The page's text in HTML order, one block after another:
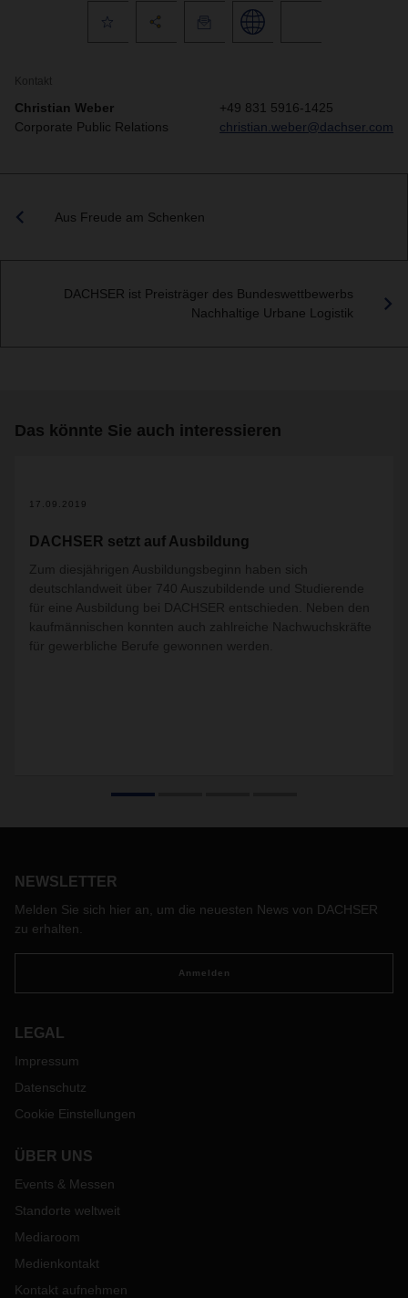
Kontakt
Christian Weber
Corporate Public Relations
+49 831 5916-1425
christian.weber@dachser.com
Aus Freude am Schenken
DACHSER ist Preisträger des Bundeswettbewerbs
Nachhaltige Urbane Logistik
Das könnte Sie auch interessieren
17.09.2019
DACHSER setzt auf Ausbildung
Zum diesjährigen Ausbildungsbeginn haben sich
deutschlandweit über 740 Auszubildende und Studierende
für eine Ausbildung bei DACHSER entschieden. Neben den
kaufmännischen konnten auch zahlreiche Nachwuchskräfte
für gewerbliche Berufe gewonnen werden.
NEWSLETTER
Melden Sie sich hier an, um die neuesten News von DACHSER
zu erhalten.
Anmelden
LEGAL
Impressum
Datenschutz
Cookie Einstellungen
ÜBER UNS
Events & Messen
Standorte weltweit
Mediaroom
Medienkontakt
Kontakt aufnehmen